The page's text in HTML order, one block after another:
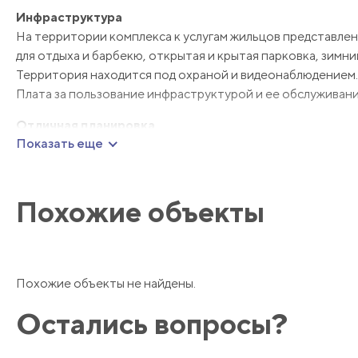
Инфраструктура
На территории комплекса к услугам жильцов
для отдыха и барбекю, открытая и крытая парковка,
Территория находится под охраной и видеонаблюдением.
Плата за пользование инфраструктурой и ее
Отличная планировка
Пентхаус расположился на верхних двух этажах
Отсутствие соседей сверху, высокое расположение
Мебель и техника
Виды
Показать еще
Похожие объекты
Похожие объекты не найдены.
Остались вопросы?